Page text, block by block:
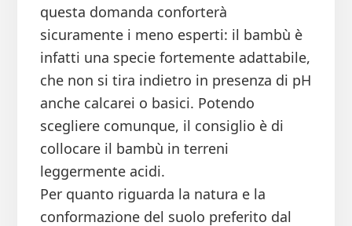
questa domanda conforterà
sicuramente i meno esperti: il bambù è
infatti una specie fortemente adattabile,
che non si tira indietro in presenza di pH
anche calcarei o basici. Potendo
scegliere comunque, il consiglio è di
collocare il bambù in terreni
leggermente acidi.
Per quanto riguarda la natura e la
conformazione del suolo preferito dal